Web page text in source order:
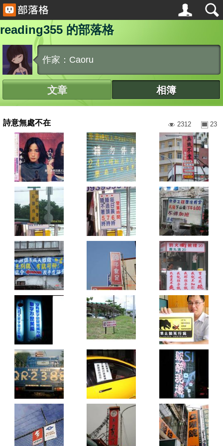
reading355 的部落格
作家：Caoru
文章 相簿
詩意無處不在 23
2312